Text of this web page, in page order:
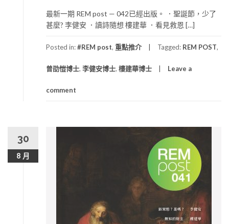
最新一期 REM post — 042已經出版。 ．聖誕節，少了
甚麼? 李健安 ．讀詩隨想 樓建華 ．看見救恩 […]
Posted in:#REM post, 重點推介 Tagged: REM POST,
曾劭愷博士, 李健安博士, 樓建華博士 Leave a
comment
30
8 月